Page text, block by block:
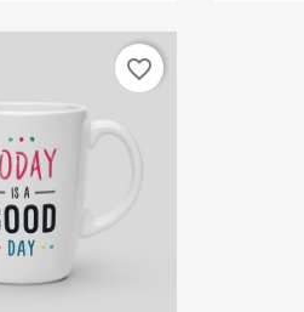
favorite_border